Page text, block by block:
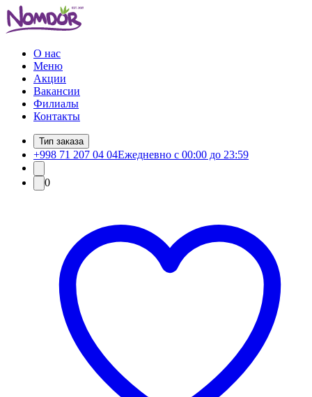
О нас
Меню
Акции
Вакансии
Филиалы
Контакты
Тип заказа
+998 71 207 04 04Ежедневно с 00:00 до 23:59
0